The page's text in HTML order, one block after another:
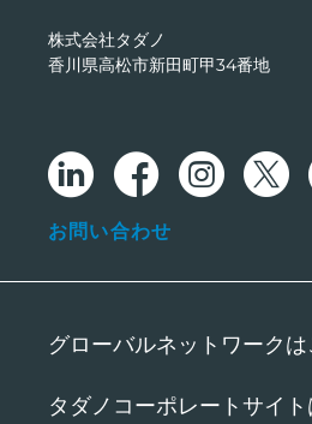
株式会社タダノ
香川県高松市新田町甲34番地
お問い合わせ
グローバルネットワークは
タダノコーポレートサイト